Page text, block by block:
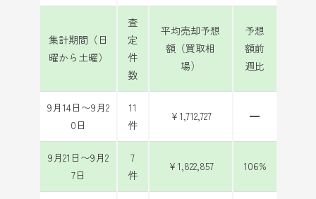
集計期間（日
曜から土曜）
査
定
件
数
平均売却予想
額（買取相
場）
予想
額前
週比
9月14日〜9月2
0日
11
件
¥1,712,727 ━
9月21日〜9月2
7日
7
件
¥1,822,857 106%